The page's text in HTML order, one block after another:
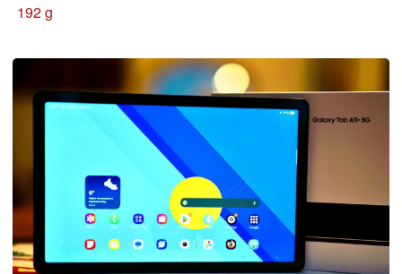
mutat.
192 g